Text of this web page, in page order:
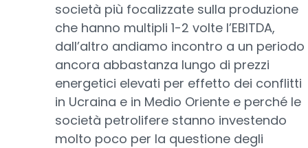
società più focalizzate sulla produzione
che hanno multipli 1-2 volte l’EBITDA,
dall’altro andiamo incontro a un periodo
ancora abbastanza lungo di prezzi
energetici elevati per effetto dei conflitti
in Ucraina e in Medio Oriente e perché le
società petrolifere stanno investendo
molto poco per la questione degli